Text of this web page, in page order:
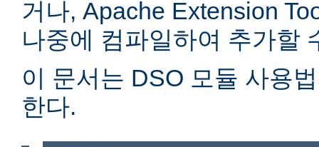
거나, Apache Extension
나중에 컴파일하여 추가할
이 문서는 DSO 모듈 사용
한다.